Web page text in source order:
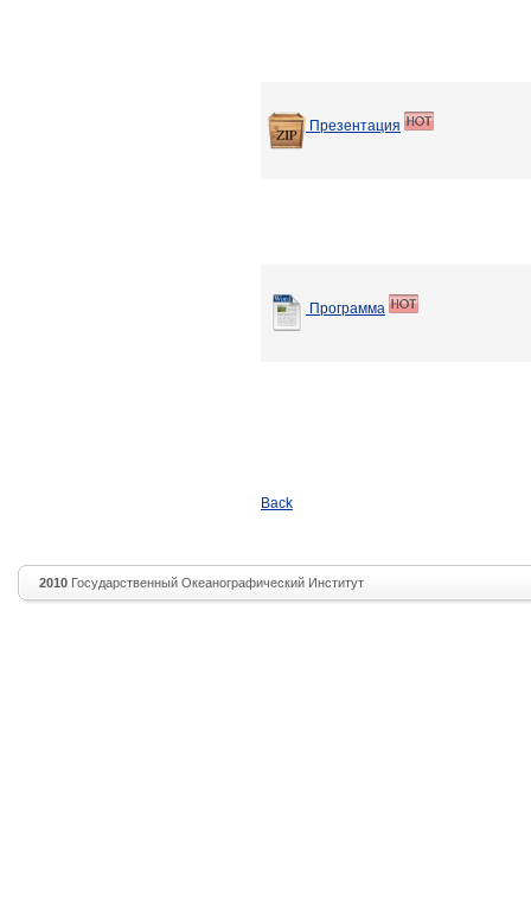
Презентация
Программа
Back
2010 Государственный Океанографический Институт